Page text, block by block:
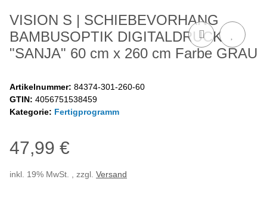
VISION S | SCHIEBEVORHANG
BAMBUSOPTIK DIGITALDRUCK
"SANJA" 60 cm x 260 cm Farbe GRAU
Artikelnummer: 84374-301-260-60
GTIN: 4056751538459
Kategorie: Fertigprogramm
47,99 €
inkl. 19% MwSt. , zzgl. Versand